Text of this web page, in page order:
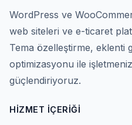
WordPress ve
web siteleri ve e-ticaret
Tema özelleştirme, eklenti
optimizasyonu ile
güçlendiriyoruz.
HIZMET İÇERIĞI